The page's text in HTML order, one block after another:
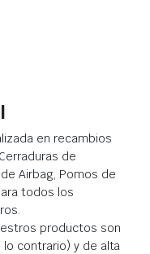
en recambios
de
de Airbag, Pomos de
todos los
productos son
contrario) y de alta